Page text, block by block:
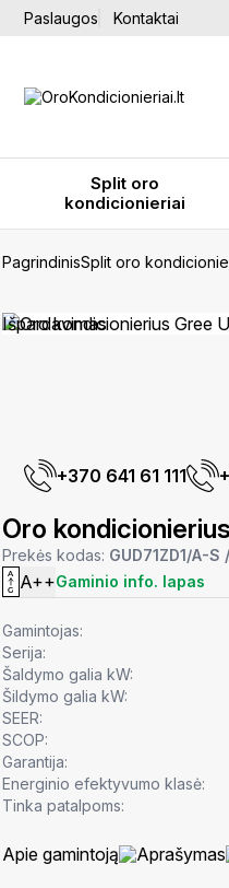
Paslaugos Kontaktai
Split oro
kondicionieriai
PagrindinisSplit oro
Išpardavimas
+370 641 61 111
Oro
Prekės kodas: GUD71ZD1/A-S
A++Gaminio info. lapas
Gamintojas:
Serija:
Šaldymo galia kW:
Šildymo galia kW:
SEER:
SCOP:
Garantija:
Energinio efektyvumo klasė:
Tinka patalpoms:
Apie gamintoją Aprašymas